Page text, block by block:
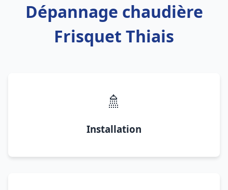
Dépannage chaudière
Frisquet Thiais
🚿
Installation